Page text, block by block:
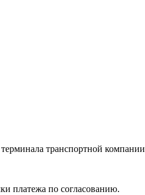
транспортной компании
платежа по согласованию.